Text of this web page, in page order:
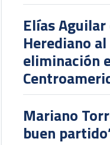
Elías
Herediano
eliminación
Mariano
buen